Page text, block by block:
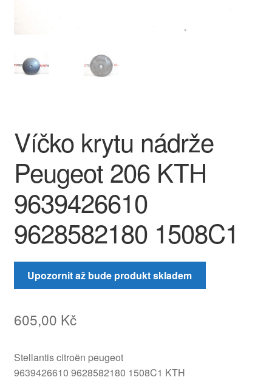
Platby
Reklamace
Reklamační řád
Vrakoviště Citroën
Víčko krytu nádrže
Peugeot 206 KTH
9639426610
9628582180 1508C1
Upozornit až bude produkt skladem
605,00 Kč
Stellantis citroën peugeot
9639426610 9628582180 1508C1 KTH